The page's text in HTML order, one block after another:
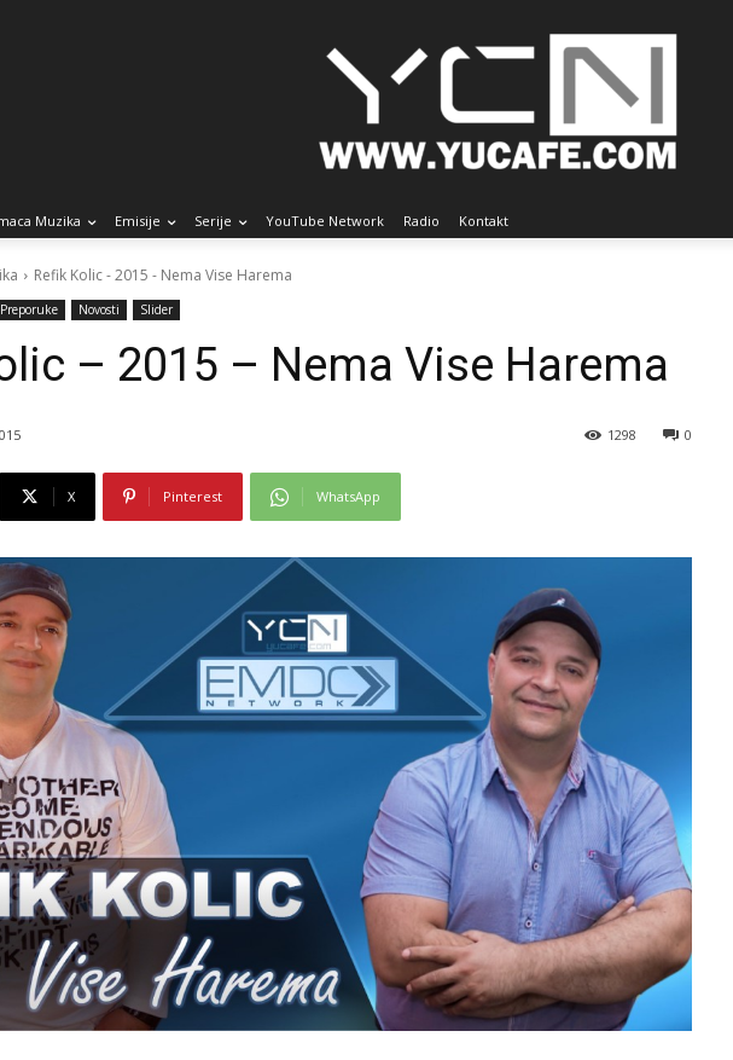
Muzika Emisije Serije YouTube Network Radio Kontakt
Refik Kolic - 2015 - Nema Vise Harema
Novosti Slider
– 2015 – Nema Vise Harema
0
1298
X Pinterest WhatsApp